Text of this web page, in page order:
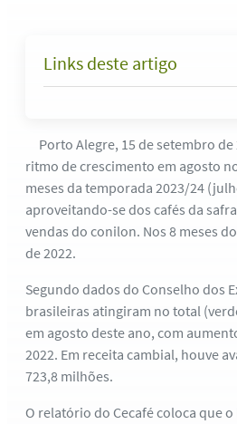
Links deste artigo
Porto Alegre, 15 de setembro
ritmo de crescimento em agosto
meses da temporada 2023/24
aproveitando-se dos cafés da
vendas do conilon. Nos 8 meses
de 2022.
Segundo dados do Conselho dos
brasileiras atingiram no total
em agosto deste ano, com
2022. Em receita cambial, houve
723,8 milhões.
O relatório do Cecafé coloca que